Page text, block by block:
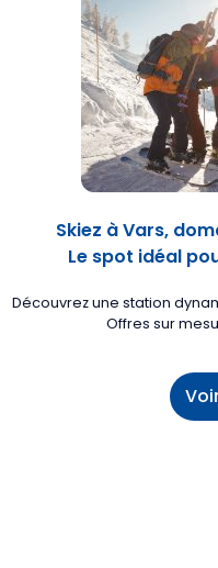
Skiez à Vars,
Le spot idéal
Découvrez une station
Offres sur